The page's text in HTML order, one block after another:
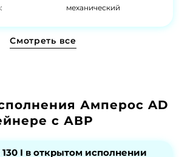
механический
Смотреть все
Амперос AD
с АВР
I в открытом исполнении